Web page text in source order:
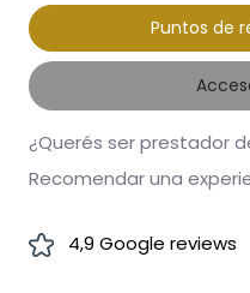
Puntos de
¿Querés ser prestador
Recomendar una
4,9 Google reviews